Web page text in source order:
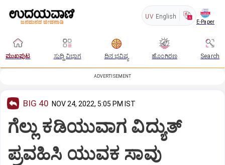
UV English
E-Paper
ಮುಖಪುಟ ಸುದ್ದಿ ವಿಭಾಗ ದಿನ ಭವಿಷ್ಯ ಹೊಂಗಿರಣ Search
ADVERTISEMENT
BIG 40 NOV 24, 2022, 5:05 PM IST
ಗೆಲ್ಲು ಕಡಿಯುವಾಗ ವಿದ್ಯುತ್‌
ಪ್ರವಹಿಸಿ ಯುವಕ ಸಾವು